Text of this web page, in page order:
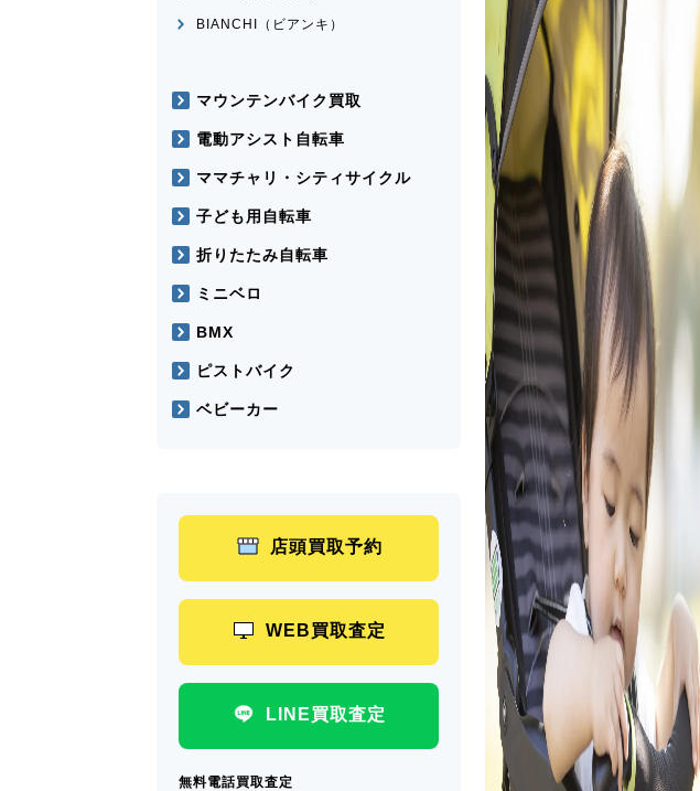
BIANCHI（ビアンキ）
マウンテンバイク買取
電動アシスト自転車
ママチャリ・シティサイクル
子ども用自転車
折りたたみ自転車
ミニベロ
BMX
ピストバイク
ベビーカー
店頭買取予約
WEB買取査定
LINE買取査定
無料電話買取査定